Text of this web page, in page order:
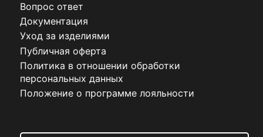
Вопрос ответ
Документация
Уход за изделиями
Публичная оферта
Политика в отношении обработки
персональных данных
Положение о программе лояльности